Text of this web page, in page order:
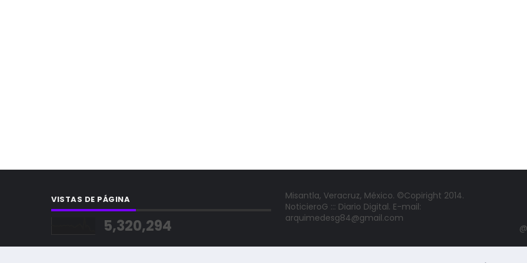
VISTAS DE PÁGINA
5,320,294
Misantla, Veracruz, México. ©Copiright 2014.
NoticieroG ::: Diario Digital. E-mail:
arquimedesg84@gmail.com